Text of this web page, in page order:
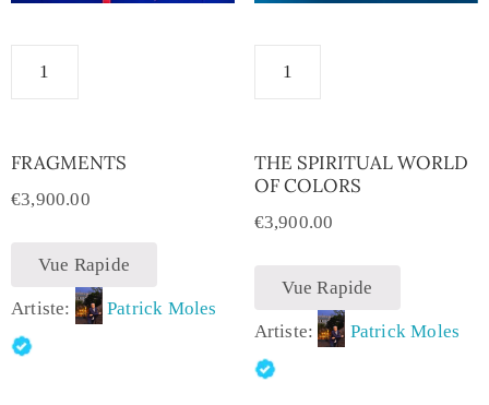
FRAGMENTS
€3,900.00
Vue Rapide
Artiste: Patrick Moles
THE SPIRITUAL WORLD
OF COLORS
€3,900.00
Vue Rapide
Artiste: Patrick Moles